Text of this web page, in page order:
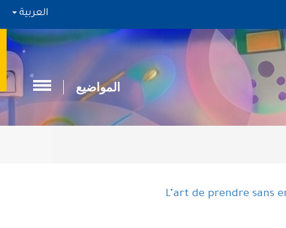
العربية
المواضيع
L’art de prendre sans